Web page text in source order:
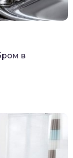
в